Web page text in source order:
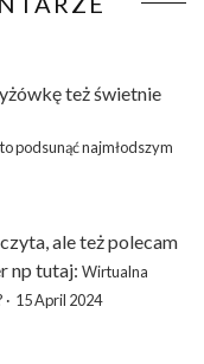
też świetnie
podsunąć najmłodszym
ale też polecam
np tutaj: Wirtualna
· 15 April 2024